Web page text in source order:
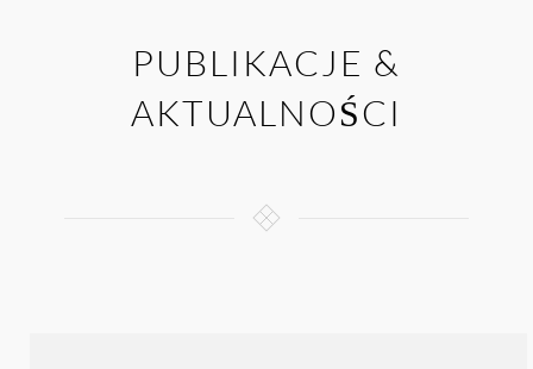
PUBLIKACJE &
AKTUALNOŚCI